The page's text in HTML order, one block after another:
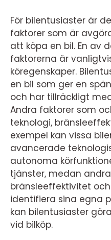
För bilentusiaster är
faktorer som är
att köpa en bil. En av
faktorerna är
köregenskaper.
en bil som ger en
och har tillräckligt
Andra faktorer som
teknologi,
exempel kan vissa
avancerade
autonoma
tjänster, medan
bränsleeffektivitet
identifiera sina egna
kan bilentusiaster
vid bilköp.